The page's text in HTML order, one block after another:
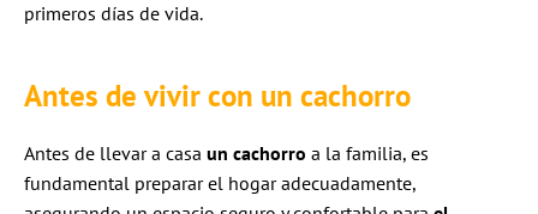
primeros días de vida.
Antes de vivir con un cachorro
Antes de llevar a casa un cachorro a la familia, es
fundamental preparar el hogar adecuadamente,